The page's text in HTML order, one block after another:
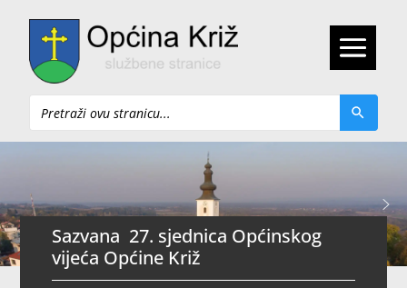
Pretraži
Sazvana 27. sjednica Općinskog
vijeća Općine Križ